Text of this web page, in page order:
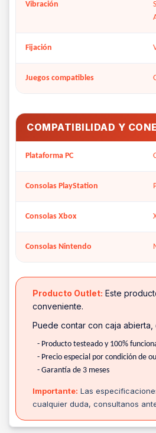
Vibración
Fijación
Juegos compatibles
COMPATIBILIDAD Y
Plataforma PC
Consolas PlayStation
Consolas Xbox
Consolas Nintendo
Producto Outlet: Este
conveniente.
Puede contar con caja
- Producto testeado y 100%
- Precio especial por condición de
- Garantía de 3 meses
Importante: Las
cualquier duda, consultanos